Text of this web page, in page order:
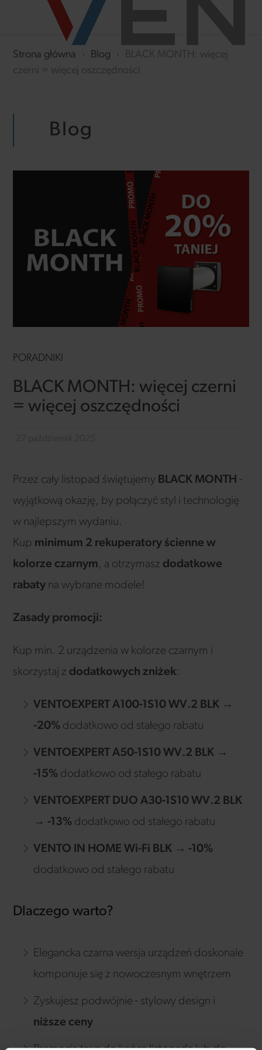
Strona główna › Blog ›
BLACK MONTH: więcej
czerni = więcej oszczędności
Blog
PORADNIKI
BLACK MONTH: więcej czerni
= więcej oszczędności
Przez cały listopad świętujemy BLACK MONTH -
wyjątkową okazję, by połączyć styl i technologię
w najlepszym wydaniu.
Kup minimum 2 rekuperatory ścienne w
kolorze czarnym, a otrzymasz dodatkowe
rabaty na wybrane modele!
Zasady promocji:
Kup min. 2 urządzenia w kolorze czarnym i
skorzystaj z dodatkowych zniżek:
VENTOEXPERT A100-1S10 WV.2 BLK →
-20% dodatkowo od stałego rabatu
VENTOEXPERT A50-1S10 WV.2 BLK →
-15% dodatkowo od stałego rabatu
VENTOEXPERT DUO A30-1S10 WV.2 BLK
→ -13% dodatkowo od stałego rabatu
VENTO IN HOME Wi-Fi BLK → -10%
dodatkowo od stałego rabatu
Dlaczego warto?
Elegancka czarna wersja urządzeń doskonale
komponuje się z nowoczesnym wnętrzem
Zyskujesz podwójnie - stylowy design i
niższe ceny